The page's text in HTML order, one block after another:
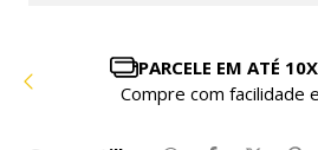
PARCELE EM ATÉ
Compre com facilidade